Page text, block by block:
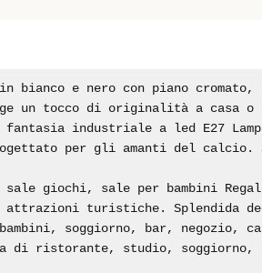
bianco e nero con piano
un tocco di originalità a casa
fantasia industriale a led E27
per gli amanti del calcio.
giochi, sale per bambini
attrazioni turistiche. Splendida
soggiorno, bar, negozio,
di ristorante, studio, soggiorno,